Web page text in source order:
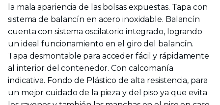
la mala apariencia de las bolsas expuestas. Tapa con
sistema de balancín en acero inoxidable. Balancín
cuenta con sistema oscilatorio integrado, logrando
un ideal funcionamiento en el giro del balancín.
Tapa desmontable para acceder fácil y rápidamente
al interior del contenedor. Con calcomanía
indicativa. Fondo de Plástico de alta resistencia, para
un mejor cuidado de la pieza y del piso ya que evita